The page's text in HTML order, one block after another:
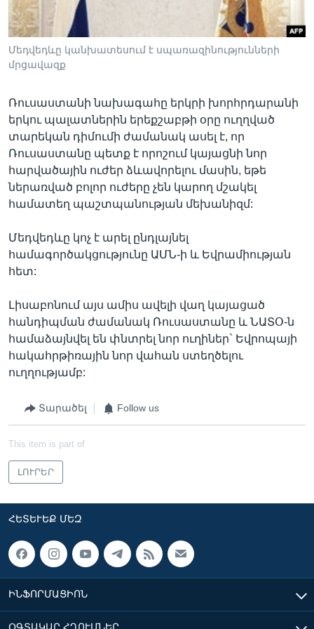
Լեզուներ
Մեդվեդևը կանխատեսում է սպառազինությունների
մրցավազք
Ռուսաստանի նախագահը երկրի խորհրդարանի
երկու պալատներին երեքշաբթի օրը ուղղված
տարեկան դիմումի ժամանակ ասել է, որ
Ռուսաստանը պետք է որոշում կայացնի նոր
հարվածային ուժեր ձևավորելու մասին, եթե
ներառված բոլոր ուժերը չեն կարող մշակել
համատեղ պաշտպանության մեխանիզմ:
Մեդվեդևը կոչ է արել ընդլայնել
համագործակցությունը ԱՄՆ-ի և Եվրամիության
հետ:
Լիսաբոնում այս ամիս ավելի վաղ կայացած
հանդիպման ժամանակ Ռուսաստանը և ՆԱՏՕ-ն
համաձայնվել են փնտրել նոր ուղիներ` Եվրոպայի
հակահրթիռային նոր վահան ստեղծելու
ուղղությամբ:
Տարածել Follow us
This item is part of
ԼՈՒՐԵՐ
ՀԵՏԵՒԵՔ ՄԵԶ
ԻՆՖՈՐՄԱՑԻՈՆ